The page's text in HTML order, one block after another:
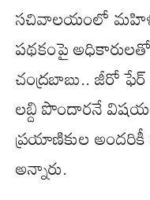
సచివాలయంలో
పథకంపై
చంద్రబాబు.. జీరో
లబ్ది పొందారనే
ప్రయాణికుల అందరికీ
అన్నారు.